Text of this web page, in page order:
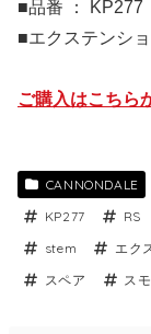
■品番 ： KP277
■エクステンシ
ご購入はこちら
CANNONDALE
KP277
RS
stem
エク
スペア
ス